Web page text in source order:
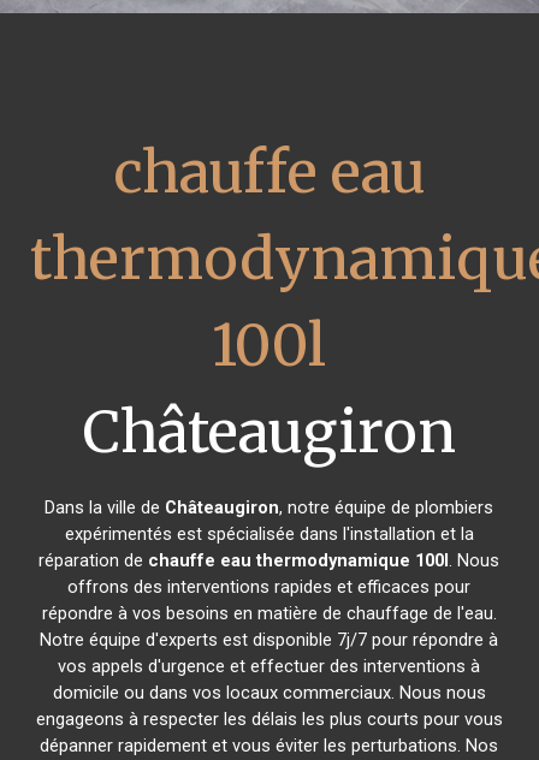
chauffe eau
100l
Châteaugiron
Dans la ville de Châteaugiron, notre équipe de plombiers
expérimentés est spécialisée dans l'installation et la
réparation de chauffe eau thermodynamique 100l. Nous
offrons des interventions rapides et efficaces pour
répondre à vos besoins en matière de chauffage de l'eau.
Notre équipe d'experts est disponible 7j/7 pour répondre à
vos appels d'urgence et effectuer des interventions à
domicile ou dans vos locaux commerciaux. Nous nous
engageons à respecter les délais les plus courts pour vous
dépanner rapidement et vous éviter les perturbations. Nos